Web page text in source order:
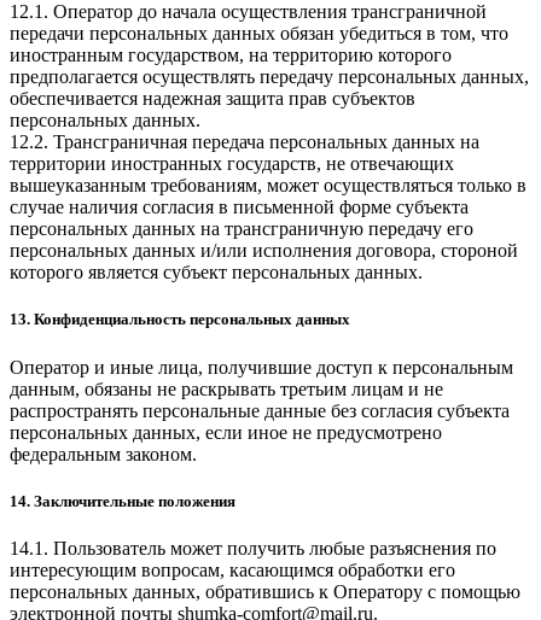
12.1. Оператор до начала осуществления трансграничной
передачи персональных данных обязан убедиться в том, что
иностранным государством, на территорию которого
предполагается осуществлять передачу персональных данных,
обеспечивается надежная защита прав субъектов
персональных данных.
12.2. Трансграничная передача персональных данных на
территории иностранных государств, не отвечающих
вышеуказанным требованиям, может осуществляться только в
случае наличия согласия в письменной форме субъекта
персональных данных на трансграничную передачу его
персональных данных и/или исполнения договора, стороной
которого является субъект персональных данных.
13. Конфиденциальность персональных данных
Оператор и иные лица, получившие доступ к персональным
данным, обязаны не раскрывать третьим лицам и не
распространять персональные данные без согласия субъекта
персональных данных, если иное не предусмотрено
федеральным законом.
14. Заключительные положения
14.1. Пользователь может получить любые разъяснения по
интересующим вопросам, касающимся обработки его
персональных данных, обратившись к Оператору с помощью
электронной почты shumka-comfort@mail.ru.